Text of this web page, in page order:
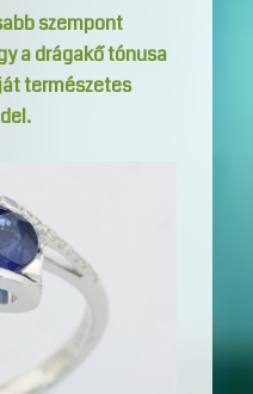
szempont
a drágakő tónusa
természetes